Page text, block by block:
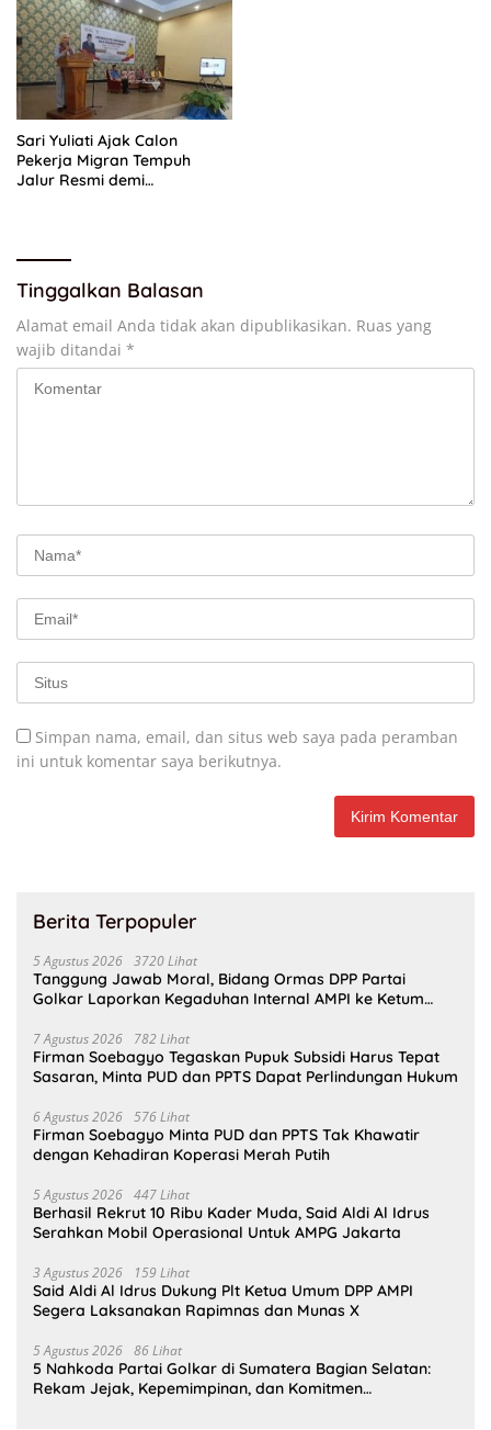
Sari Yuliati Ajak Calon
Pekerja Migran Tempuh
Jalur Resmi demi
Tinggalkan Balasan
Alamat email Anda tidak akan dipublikasikan. Ruas yang
wajib ditandai *
Simpan nama, email, dan situs web saya pada peramban
ini untuk komentar saya berikutnya.
Berita Terpopuler
5 Agustus 2026 3720 Lihat
Tanggung Jawab Moral, Bidang Ormas DPP Partai
Golkar Laporkan Kegaduhan Internal AMPI ke Ketum
7 Agustus 2026 782 Lihat
Firman Soebagyo Tegaskan Pupuk Subsidi Harus Tepat
Sasaran, Minta PUD dan PPTS Dapat Perlindungan Hukum
6 Agustus 2026 576 Lihat
Firman Soebagyo Minta PUD dan PPTS Tak Khawatir
dengan Kehadiran Koperasi Merah Putih
5 Agustus 2026 447 Lihat
Berhasil Rekrut 10 Ribu Kader Muda, Said Aldi Al Idrus
Serahkan Mobil Operasional Untuk AMPG Jakarta
3 Agustus 2026 159 Lihat
Said Aldi Al Idrus Dukung Plt Ketua Umum DPP AMPI
Segera Laksanakan Rapimnas dan Munas X
5 Agustus 2026 86 Lihat
5 Nahkoda Partai Golkar di Sumatera Bagian Selatan:
Rekam Jejak, Kepemimpinan, dan Komitmen